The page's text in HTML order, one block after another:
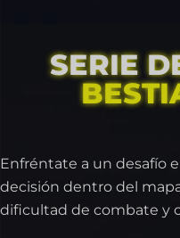
SERIE
Enfréntate a un desafío
decisión dentro del
dificultad de combate y